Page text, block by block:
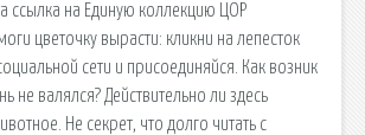
ссылка на Единую коллекцию ЦОР
цветочку вырасти: кликни на лепесток
сети и присоединяйся. Как возник
не валялся? Действительно ли здесь
Не секрет, что долго читать с